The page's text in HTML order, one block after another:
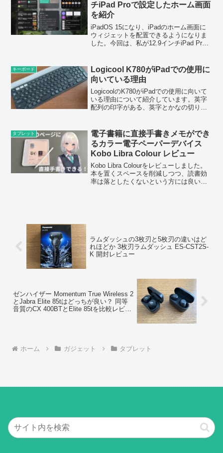
チiPad Proで設定したホーム画面
を紹介
iPadOS 15になり、iPadのホーム画面に
ウィジェットを配置できるようになりま
した。今回は、私が12.9インチiPad Pro
キーボード
Logicool K780がiPadでの使用に
向いている理由
LogicoolのK780がiPadでの使用に向いて
いる理由について紹介しています。英字
配列の印字がある、英字とかなの切り替
タブレット
電子書籍に直接手書きメモができ
るカラー電子ペーパーデバイス
Kobo Libra Colour レビュー
Kobo Libra Colourをレビューしました。
本を置くスペースを削減しつつ、読書効
率は落としたくないという方には良い選
ラムダッシュの3枚刃と5枚刃の違いはど
れほどか 3枚刃ラムダッシュ ES-CST2S-
K 開封レビュー
ゼンハイザー Momentum True Wireless 2
とJabra Elite 85tはどっちが良い？ 同等
音質のCX 400BTとElite 85tを比較レビュ
ホーム ガジェット タブレット